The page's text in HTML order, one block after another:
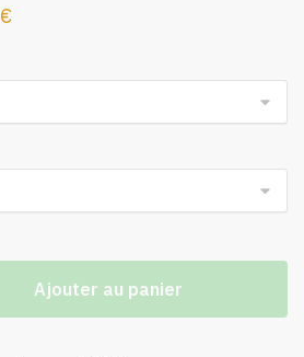
€Plage
Ajouter au panier